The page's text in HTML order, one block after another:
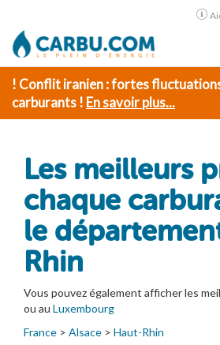
! Conflit iranien : fortes
carburants ! En savoir plus...
Les meilleurs
chaque
le
Rhin
Vous pouvez également afficher les
ou au Luxembourg
France > Alsace > Haut-Rhin